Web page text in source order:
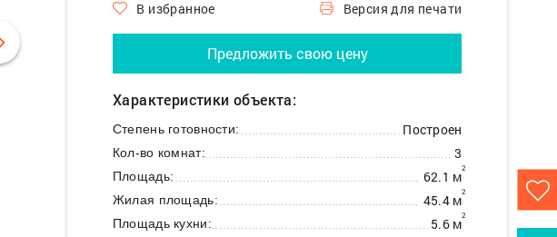
В избранное
Версия для печати
Предложить свою цену
Характеристики объекта:
Степень готовности: Построен
Кол-во комнат: 3
Площадь: 62.1 м2
Жилая площадь: 45.4 м2
Площадь кухни: 5.6 м2